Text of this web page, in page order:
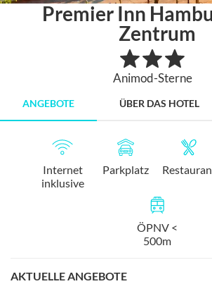
Premier Inn
Zentrum
Animod-Sterne
ANGEBOTE ÜBER DAS HOTEL
Internet
inklusive
Parkplatz
ÖPNV <
500m
AKTUELLE ANGEBOTE